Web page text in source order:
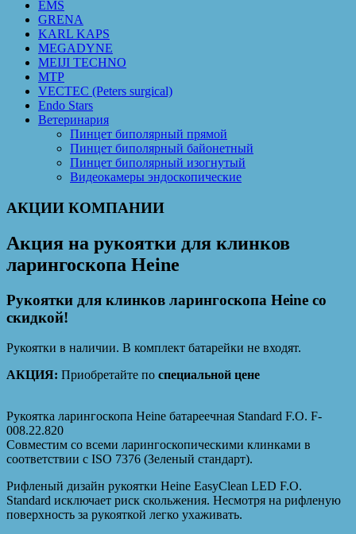
EMS
GRENA
KARL KAPS
MEGADYNE
MEIJI TECHNO
MTP
VECTEC (Peters surgical)
Endo Stars
Ветеринария
Пинцет биполярный прямой
Пинцет биполярный байонетный
Пинцет биполярный изогнутый
Видеокамеры эндоскопические
АКЦИИ КОМПАНИИ
Акция на рукоятки для клинков
ларингоскопа Heine
Рукоятки для клинков ларингоскопа Heine со
скидкой!
Рукоятки в наличии. В комплект батарейки не входят.
АКЦИЯ: Приобретайте по специальной цене
Рукоятка ларингоскопа Heine батареечная Standard F.O. F-
008.22.820
Совместим со всеми ларингоскопическими клинками в
соответствии с ISO 7376 (Зеленый стандарт).
Рифленый дизайн рукоятки Heine EasyClean LED F.O.
Standard исключает риск скольжения. Несмотря на рифленую
поверхность за рукояткой легко ухаживать.